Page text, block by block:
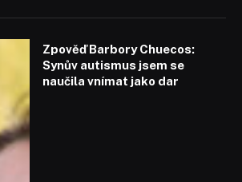
Zpověď Barbory Chuecos:
Synův autismus jsem se
naučila vnímat jako dar